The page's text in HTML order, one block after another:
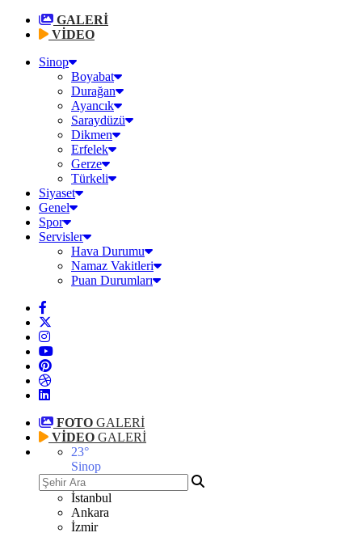
GALERİ
VİDEO
Sinop
Boyabat
Durağan
Ayancık
Saraydüzü
Dikmen
Erfelek
Gerze
Türkeli
Siyaset
Genel
Spor
Servisler
Hava Durumu
Namaz Vakitleri
Puan Durumları
FOTO GALERİ
VİDEO GALERİ
23°
Sinop
İstanbul
Ankara
İzmir